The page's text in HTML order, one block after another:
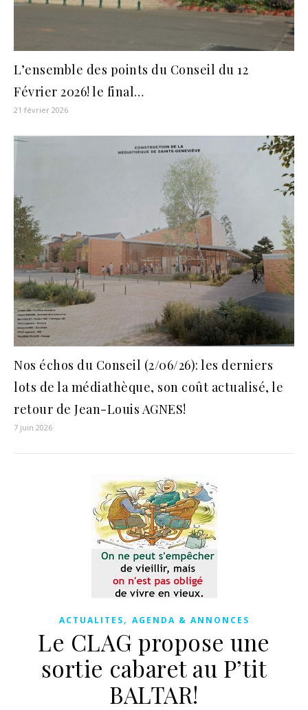
L’ensemble des points du Conseil du 12
Février 2026! le final…
21 février 2026
Nos échos du Conseil (2/06/26): les derniers
lots de la médiathèque, son coût actualisé, le
retour de Jean-Louis AGNES!
7 juin 2026
ACTUALITES, AGENDA & ANNONCES
Le CLAG propose une
sortie cabaret au P’tit
BALTAR!